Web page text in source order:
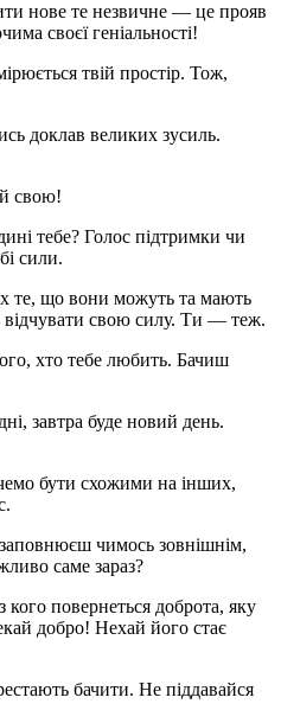
нове те незвичне — це прояв
своєї геніальності!
твій простір. Тож,
доклав великих зусиль.
свою!
тебе? Голос підтримки чи
сили.
те, що вони можуть та мають
свою силу. Ти — теж.
хто тебе любить. Бачиш
завтра буде новий день.
бути схожими на інших,
чимось зовнішнім,
саме зараз?
кого повернеться доброта, яку
добро! Нехай його стає
бачити. Не піддавайся